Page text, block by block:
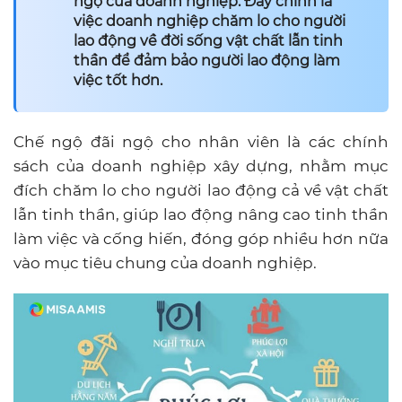
việc doanh nghiệp chăm lo cho người
lao động về đời sống vật chất lẫn tinh
thần để đảm bảo người lao động làm
việc tốt hơn.
Chế ngộ đãi ngộ cho nhân viên là các chính
sách của doanh nghiệp xây dựng, nhằm mục
đích chăm lo cho người lao động cả về vật chất
lẫn tinh thần, giúp lao động nâng cao tinh thần
làm việc và cống hiến, đóng góp nhiều hơn nữa
vào mục tiêu chung của doanh nghiệp.